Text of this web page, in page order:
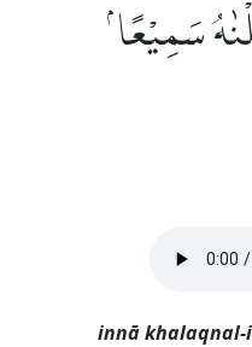
سَمِيْعًاۢ
innā